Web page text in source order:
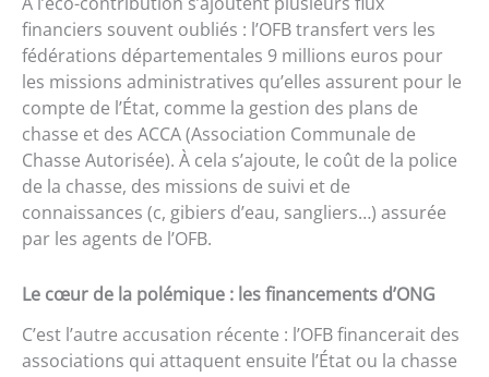
financiers souvent oubliés : l’OFB transfert vers les
fédérations départementales 9 millions euros pour
les missions administratives qu’elles assurent pour le
compte de l’État, comme la gestion des plans de
chasse et des ACCA (Association Communale de
Chasse Autorisée). À cela s’ajoute, le coût de la police
de la chasse, des missions de suivi et de
connaissances (c, gibiers d’eau, sangliers…) assurée
par les agents de l’OFB.
Le cœur de la polémique : les financements d’ONG
C’est l’autre accusation récente : l’OFB financerait des
associations qui attaquent ensuite l’État ou la chasse